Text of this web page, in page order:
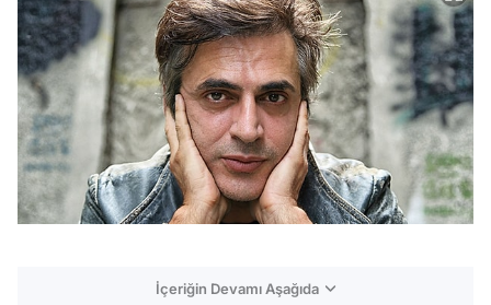
İçeriğin Devamı Aşağıda